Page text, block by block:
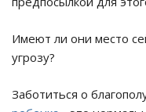
Имеют ли они место
угрозу?
Заботиться о